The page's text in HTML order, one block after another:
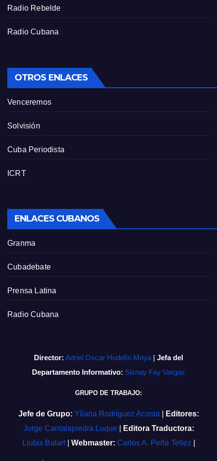
Radio Rebelde
Radio Cubana
OTROS ENLACES
Venceremos
Solvisión
Cuba Periodista
ICRT
ENLACES CUBANOS
Granma
Cubadebate
Prensa Latina
Radio Cubana
Director: Adriel Oscar Hodelín Moya | Jefa del
Departamento Informativo: Sisnay Fay Vargas
GRUPO DE TRABAJO:
Jefe de Grupo: Yliana Rodríguez Acosta
Editores:
Jorge Cantalapiedra Luque
Editora Traductora:
Liubis Balart
Webmaster: Carlos A. Peña Tellez